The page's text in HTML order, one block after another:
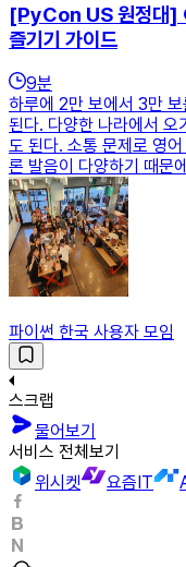
[PyCon US 원정대]
즐기기 가이드
9분
하루에 2만 보에서 3만
된다. 다양한 나라에서 오
도 된다. 소통 문제로 영
론 발음이 다양하기 때문
파이썬 한국 사용자 모임
스크랩
물어보기
서비스 전체보기
위시켓
요즘IT